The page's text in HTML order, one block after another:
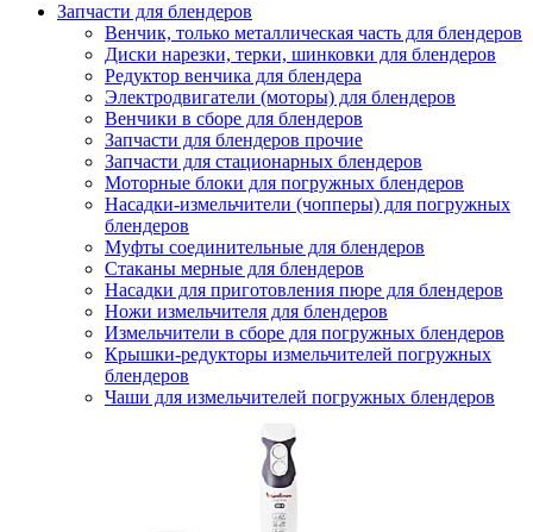
Запчасти для блендеров
Венчик, только металлическая часть для блендеров
Диски нарезки, терки, шинковки для блендеров
Редуктор венчика для блендера
Электродвигатели (моторы) для блендеров
Венчики в сборе для блендеров
Запчасти для блендеров прочие
Запчасти для стационарных блендеров
Моторные блоки для погружных блендеров
Насадки-измельчители (чопперы) для погружных
блендеров
Муфты соединительные для блендеров
Стаканы мерные для блендеров
Насадки для приготовления пюре для блендеров
Ножи измельчителя для блендеров
Измельчители в сборе для погружных блендеров
Крышки-редукторы измельчителей погружных
блендеров
Чаши для измельчителей погружных блендеров